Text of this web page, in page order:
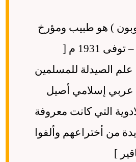
) هو طبيب ومؤرخ
فرنسي ولد 1841 – توفى 1931 م [
الصيدلة للمسلمين
عربي إسلامي أصيل
التي كانت معروفة
من أختراعهم وألفوا
]